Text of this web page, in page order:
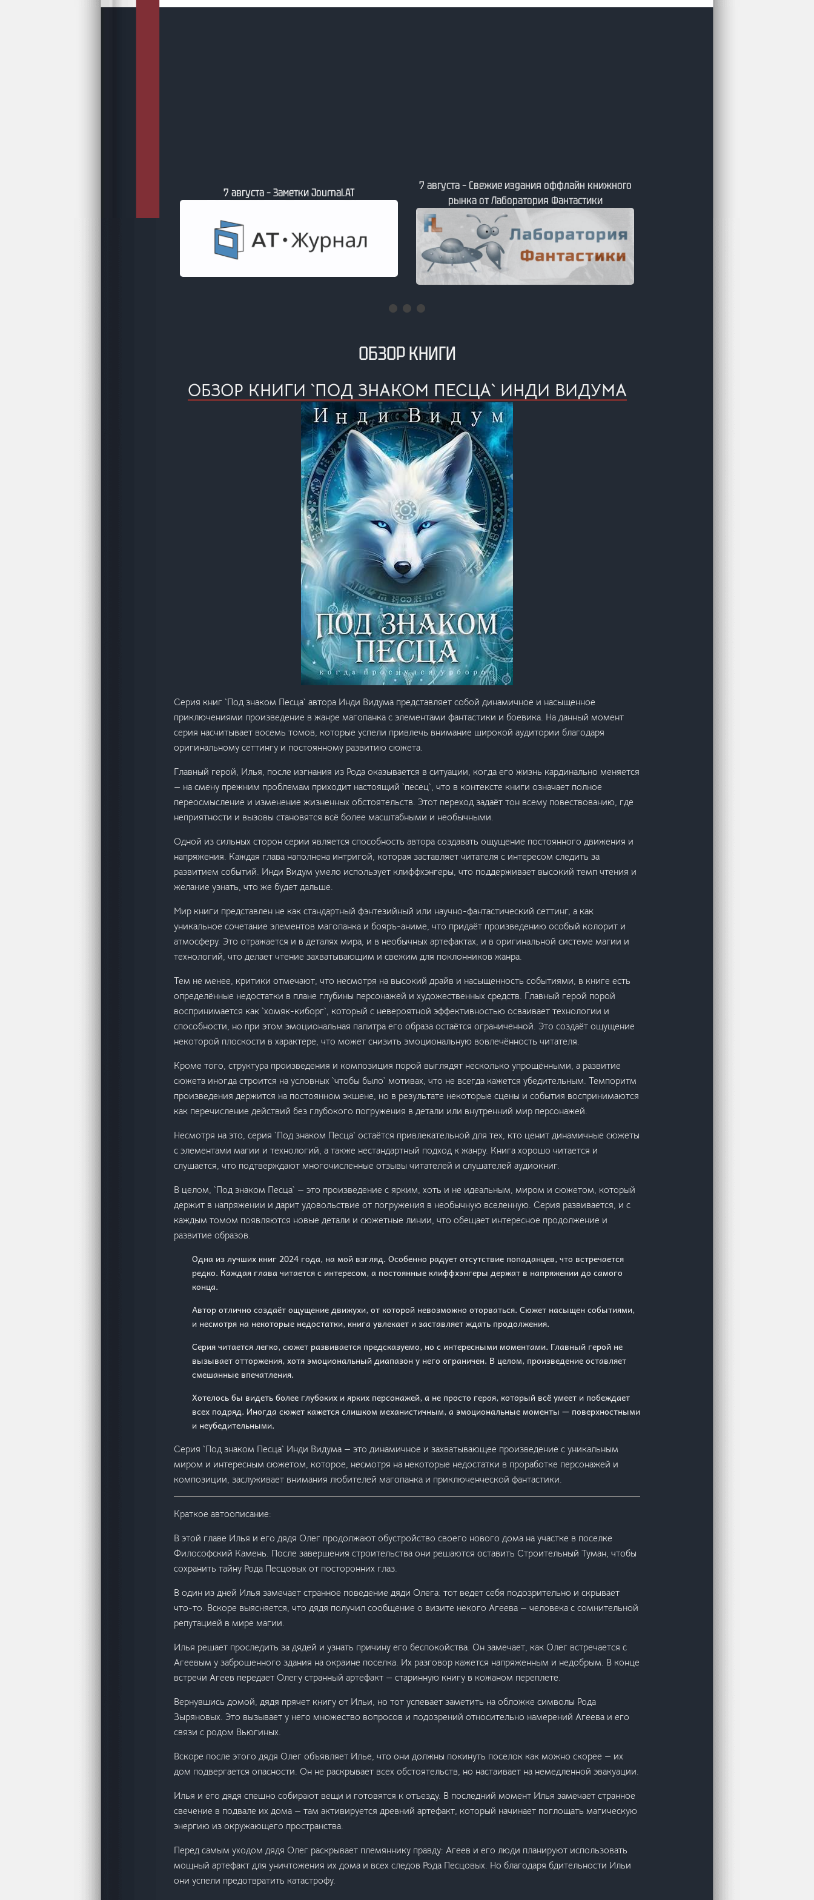
7 августа – Заметки Journal.АТ
7 августа – Свежие издания оффлайн книжного
рынка от Лаборатория Фантастики
ОБЗОР КНИГИ
ОБЗОР КНИГИ `ПОД ЗНАКОМ ПЕСЦА` ИНДИ ВИДУМА
Серия книг `Под знаком Песца` автора Инди Видума представляет собой динамичное и насыщенное
приключениями произведение в жанре магопанка с элементами фантастики и боевика. На данный момент
серия насчитывает восемь томов, которые успели привлечь внимание широкой аудитории благодаря
оригинальному сеттингу и постоянному развитию сюжета.
Главный герой, Илья, после изгнания из Рода оказывается в ситуации, когда его жизнь кардинально меняется
— на смену прежним проблемам приходит настоящий `песец`, что в контексте книги означает полное
переосмысление и изменение жизненных обстоятельств. Этот переход задаёт тон всему повествованию, где
неприятности и вызовы становятся всё более масштабными и необычными.
Одной из сильных сторон серии является способность автора создавать ощущение постоянного движения и
напряжения. Каждая глава наполнена интригой, которая заставляет читателя с интересом следить за
развитием событий. Инди Видум умело использует клиффхэнгеры, что поддерживает высокий темп чтения и
желание узнать, что же будет дальше.
Мир книги представлен не как стандартный фэнтезийный или научно-фантастический сеттинг, а как
уникальное сочетание элементов магопанка и бояръ-аниме, что придаёт произведению особый колорит и
атмосферу. Это отражается и в деталях мира, и в необычных артефактах, и в оригинальной системе магии и
технологий, что делает чтение захватывающим и свежим для поклонников жанра.
Тем не менее, критики отмечают, что несмотря на высокий драйв и насыщенность событиями, в книге есть
определённые недостатки в плане глубины персонажей и художественных средств. Главный герой порой
воспринимается как `хомяк-киборг`, который с невероятной эффективностью осваивает технологии и
способности, но при этом эмоциональная палитра его образа остаётся ограниченной. Это создаёт ощущение
некоторой плоскости в характере, что может снизить эмоциональную вовлечённость читателя.
Кроме того, структура произведения и композиция порой выглядят несколько упрощёнными, а развитие
сюжета иногда строится на условных `чтобы было` мотивах, что не всегда кажется убедительным. Темпоритм
произведения держится на постоянном экшене, но в результате некоторые сцены и события воспринимаются
как перечисление действий без глубокого погружения в детали или внутренний мир персонажей.
Несмотря на это, серия `Под знаком Песца` остаётся привлекательной для тех, кто ценит динамичные сюжеты
с элементами магии и технологий, а также нестандартный подход к жанру. Книга хорошо читается и
слушается, что подтверждают многочисленные отзывы читателей и слушателей аудиокниг.
В целом, `Под знаком Песца` — это произведение с ярким, хоть и не идеальным, миром и сюжетом, который
держит в напряжении и дарит удовольствие от погружения в необычную вселенную. Серия развивается, и с
каждым томом появляются новые детали и сюжетные линии, что обещает интересное продолжение и
развитие образов.
Одна из лучших книг 2024 года, на мой взгляд. Особенно радует отсутствие попаданцев, что встречается
редко. Каждая глава читается с интересом, а постоянные клиффхэнгеры держат в напряжении до самого
конца.
Автор отлично создаёт ощущение движухи, от которой невозможно оторваться. Сюжет насыщен событиями,
и несмотря на некоторые недостатки, книга увлекает и заставляет ждать продолжения.
Серия читается легко, сюжет развивается предсказуемо, но с интересными моментами. Главный герой не
вызывает отторжения, хотя эмоциональный диапазон у него ограничен. В целом, произведение оставляет
смешанные впечатления.
Хотелось бы видеть более глубоких и ярких персонажей, а не просто героя, который всё умеет и побеждает
всех подряд. Иногда сюжет кажется слишком механистичным, а эмоциональные моменты — поверхностными
и неубедительными.
Серия `Под знаком Песца` Инди Видума — это динамичное и захватывающее произведение с уникальным
миром и интересным сюжетом, которое, несмотря на некоторые недостатки в проработке персонажей и
композиции, заслуживает внимания любителей магопанка и приключенческой фантастики.
Краткое автоописание:
В этой главе Илья и его дядя Олег продолжают обустройство своего нового дома на участке в поселке
Философский Камень. После завершения строительства они решаются оставить Строительный Туман, чтобы
сохранить тайну Рода Песцовых от посторонних глаз.
В один из дней Илья замечает странное поведение дяди Олега: тот ведет себя подозрительно и скрывает
что-то. Вскоре выясняется, что дядя получил сообщение о визите некого Агеева — человека с сомнительной
репутацией в мире магии.
Илья решает проследить за дядей и узнать причину его беспокойства. Он замечает, как Олег встречается с
Агеевым у заброшенного здания на окраине поселка. Их разговор кажется напряженным и недобрым. В конце
встречи Агеев передает Олегу странный артефакт — старинную книгу в кожаном переплете.
Вернувшись домой, дядя прячет книгу от Ильи, но тот успевает заметить на обложке символы Рода
Зыряновых. Это вызывает у него множество вопросов и подозрений относительно намерений Агеева и его
связи с родом Вьюгиных.
Вскоре после этого дядя Олег объявляет Илье, что они должны покинуть поселок как можно скорее — их
дом подвергается опасности. Он не раскрывает всех обстоятельств, но настаивает на немедленной эвакуации.
Илья и его дядя спешно собирают вещи и готовятся к отъезду. В последний момент Илья замечает странное
свечение в подвале их дома — там активируется древний артефакт, который начинает поглощать магическую
энергию из окружающего пространства.
Перед самым уходом дядя Олег раскрывает племяннику правду: Агеев и его люди планируют использовать
мощный артефакт для уничтожения их дома и всех следов Рода Песцовых. Но благодаря бдительности Ильи
они успели предотвратить катастрофу.